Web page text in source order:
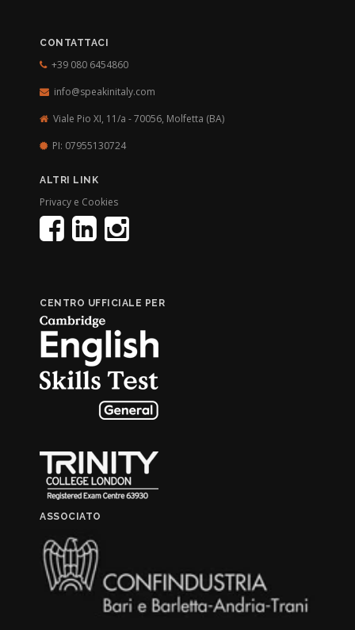
CONTATTACI
+39 080 6454860
info@speakinitaly.com
Viale Pio XI, 11/a - 70056, Molfetta (BA)
PI: 07955130724
ALTRI LINK
Privacy e Cookies
CENTRO UFFICIALE PER
ASSOCIATO